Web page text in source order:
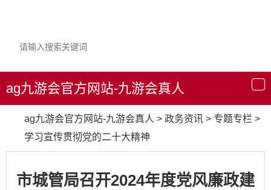
导
航
ag九游会官方网站-九游会真人
ag九游会官方网站-九游会真人 > 政务资讯 > 专题专栏 >
学习宣传贯彻党的二十大精神
市城管局召开2024年度党风廉政建